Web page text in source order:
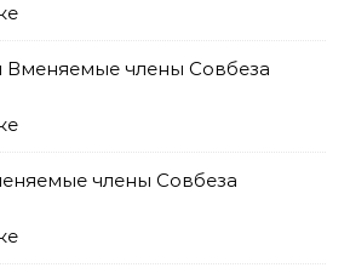
Вменяемые члены Совбеза
члены Совбеза